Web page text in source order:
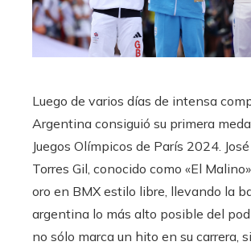
Luego de varios días de intensa
Argentina consiguió su primera
Juegos Olímpicos de París 2024.
Torres Gil, conocido como «El
oro en BMX estilo libre, llevando la
argentina lo más alto posible del
no sólo marca un hito en su carrera,